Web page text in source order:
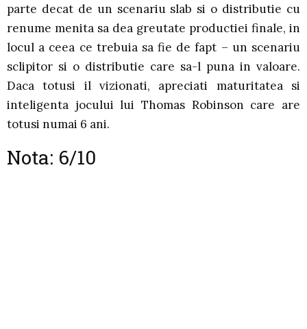
parte decat de un scenariu slab si o distributie cu
renume menita sa dea greutate productiei finale, in
locul a ceea ce trebuia sa fie de fapt – un scenariu
sclipitor si o distributie care sa-l puna in valoare.
Daca totusi il vizionati, apreciati maturitatea si
inteligenta jocului lui Thomas Robinson care are
totusi numai 6 ani.
Nota: 6/10